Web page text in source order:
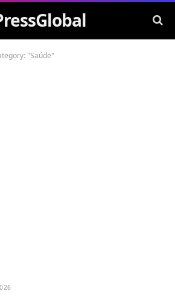
"Saúde"